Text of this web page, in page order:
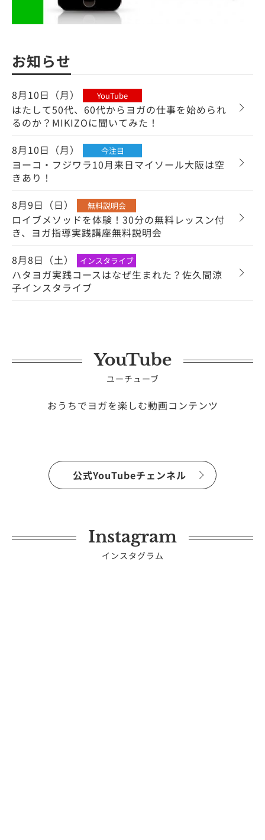
お知らせ
8月10日（月） YouTube
はたして50代、60代からヨガの仕事を始められ
るのか？MIKIZOに聞いてみた！
8月10日（月）
今注目
ヨーコ・フジワラ10月来日マイソール大阪は空
きあり！
8月9日（日）
無料説明会
ロイブメソッドを体験！30分の無料レッスン付
き、ヨガ指導実践講座無料説明会
8月8日（土）
インスタライブ
ハタヨガ実践コースはなぜ生まれた？佐久間涼
子インスタライブ
YouTube
ユーチューブ
おうちでヨガを楽しむ動画コンテンツ
公式YouTubeチェンネル
Instagram
インスタグラム